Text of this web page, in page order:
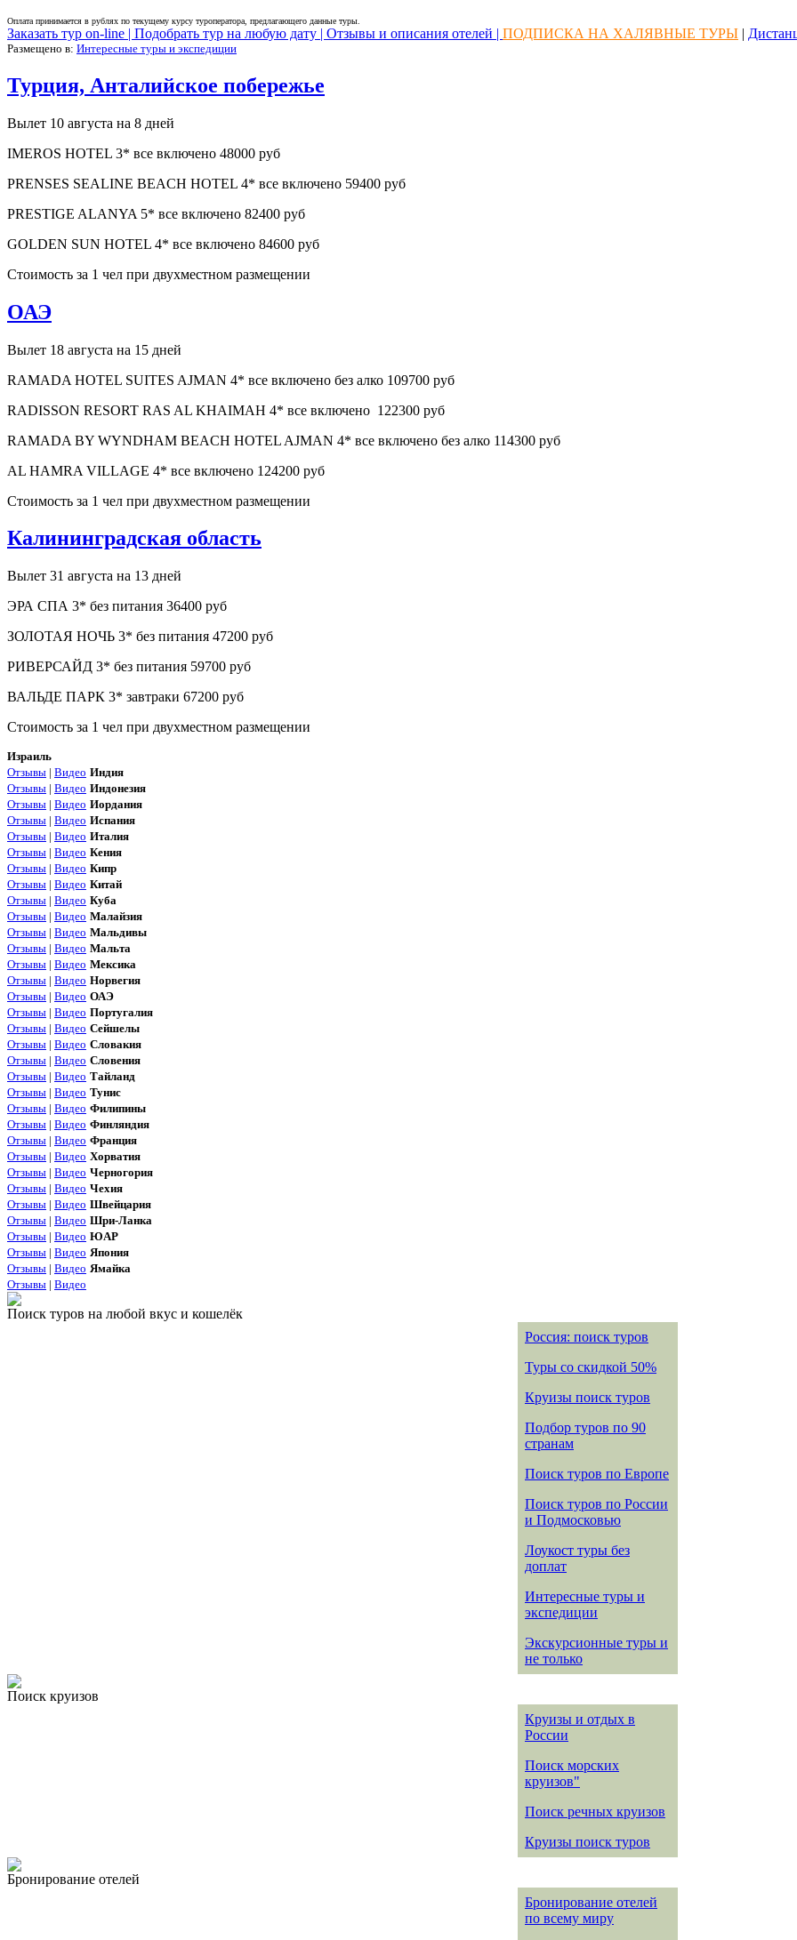
Оплата принимается в рублях по текущему курсу туроператора, предлагающего данные туры.
Заказать тур on-line | Подобрать тур на любую дату | Отзывы и описания отелей | ПОДПИСКА НА ХАЛЯВНЫЕ ТУРЫ |
Размещено в: Интересные туры и экспедиции
Турция, Анталийское побережье
Вылет 10 августа на 8 дней
IMEROS HOTEL 3* все включено 48000 руб
PRENSES SEALINE BEACH HOTEL 4* все включено 59400 руб
PRESTIGE ALANYA 5* все включено 82400 руб
GOLDEN SUN HOTEL 4* все включено 84600 руб
Стоимость за 1 чел при двухместном размещении
ОАЭ
Вылет 18 августа на 15 дней
RAMADA HOTEL SUITES AJMAN 4* все включено без алко 109700 руб
RADISSON RESORT RAS AL KHAIMAH 4* все включено 122300 руб
RAMADA BY WYNDHAM BEACH HOTEL AJMAN 4* все включено без алко 114300 руб
AL HAMRA VILLAGE 4* все включено 124200 руб
Стоимость за 1 чел при двухместном размещении
Калининградская область
Вылет 31 августа на 13 дней
ЭРА СПА 3* без питания 36400 руб
ЗОЛОТАЯ НОЧЬ 3* без питания 47200 руб
РИВЕРСАЙД 3* без питания 59700 руб
ВАЛЬДЕ ПАРК 3* завтраки 67200 руб
Стоимость за 1 чел при двухместном размещении
Израиль
Отзывы | Видео Индия
Отзывы | Видео Индонезия
Отзывы | Видео Иордания
Отзывы | Видео Испания
Отзывы | Видео Италия
Отзывы | Видео Кения
Отзывы | Видео Кипр
Отзывы | Видео Китай
Отзывы | Видео Куба
Отзывы | Видео Малайзия
Отзывы | Видео Мальдивы
Отзывы | Видео Мальта
Отзывы | Видео Мексика
Отзывы | Видео Норвегия
Отзывы | Видео ОАЭ
Отзывы | Видео Португалия
Отзывы | Видео Сейшелы
Отзывы | Видео Словакия
Отзывы | Видео Словения
Отзывы | Видео Тайланд
Отзывы | Видео Тунис
Отзывы | Видео Филипины
Отзывы | Видео Финляндия
Отзывы | Видео Франция
Отзывы | Видео Хорватия
Отзывы | Видео Черногория
Отзывы | Видео Чехия
Отзывы | Видео Швейцария
Отзывы | Видео Шри-Ланка
Отзывы | Видео ЮАР
Отзывы | Видео Япония
Отзывы | Видео Ямайка
Отзывы | Видео
Поиск туров на любой вкус и кошелёк
Россия: поиск туров
Туры со скидкой 50%
Круизы поиск туров
Подбор туров по 90
странам
Поиск туров по Европе
Поиск туров по России
и Подмосковью
Лоукост туры без
доплат
Интересные туры и
экспедиции
Экскурсионные туры и
не только
Поиск круизов
Круизы и отдых в
России
Поиск морских
круизов"
Поиск речных круизов
Круизы поиск туров
Бронирование отелей
Бронирование отелей
по всему миру